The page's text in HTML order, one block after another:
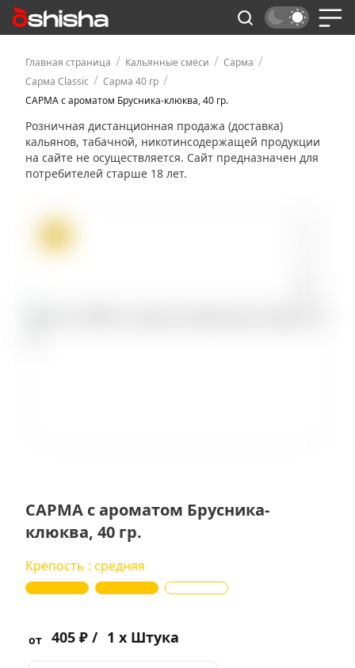
Главная страница / Кальянные смеси / Сарма /
Сарма Classic / Сарма 40 гр /
САРМА с ароматом Брусника-клюква, 40 гр.
Розничная дистанционная продажа (доставка)
кальянов, табачной, никотинсодержащей продукции
на сайте не осуществляется. Сайт предназначен для
потребителей старше 18 лет.
САРМА с ароматом Брусника-
клюква, 40 гр.
Крепость : средняя
от 405 ₽ / 1 x Штука